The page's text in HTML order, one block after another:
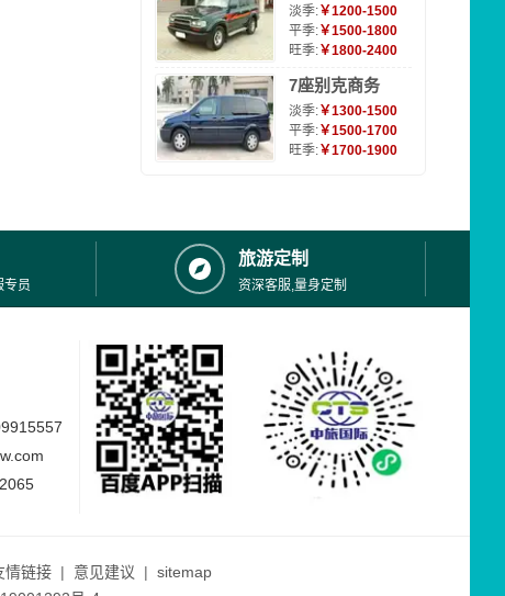
淡季:￥1200-1500
平季:￥1500-1800
旺季:￥1800-2400
7座别克商务
淡季:￥1300-1500
平季:￥1500-1700
旺季:￥1700-1900
专员
旅游定制
资深客服,量身定制
情链接 | 意见建议 | sitemap